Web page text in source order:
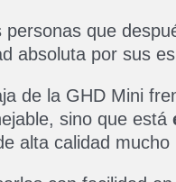
personas que
absoluta por sus
de la GHD Mini
sino que está
alta calidad